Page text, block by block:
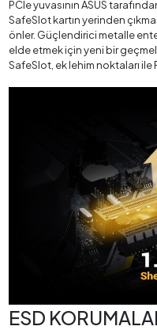
PCIe yuvasının ASUS
SafeSlot kartın yerinden
önler. Güçlendirici metalle
elde etmek için yeni bir
SafeSlot, ek lehim noktaları ile
ESD